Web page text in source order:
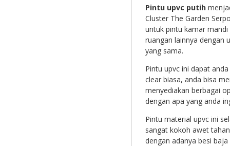
Pintu upvc putih
Cluster The Garden
untuk pintu kamar
ruangan lainnya dengan
yang sama.
Pintu upvc ini dapat
clear biasa, anda bisa
menyediakan berbagai
dengan apa yang anda
Pintu material upvc ini
sangat kokoh awet
dengan adanya besi